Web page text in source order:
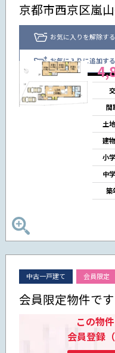
京都市西京区嵐
お気に入りを解除する
お気に入りに追加する
間
土
建
小
中
築
中古一戸建て 会員限定
会員限定物件です
この物
会員登録